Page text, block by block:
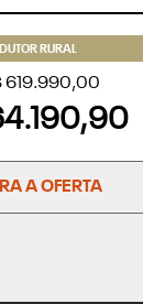
RURAL
619.990,00
A OFERTA